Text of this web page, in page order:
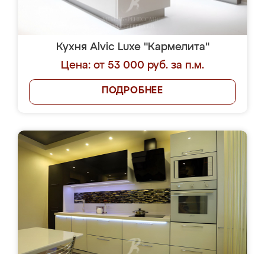
Кухня Alvic Luxe "Кармелита"
Цена: от 53 000 руб. за п.м.
ПОДРОБНЕЕ